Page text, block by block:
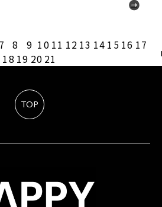
7 8 9 10 11 12 13 14 15 16 17
18 19 20 21
TOP